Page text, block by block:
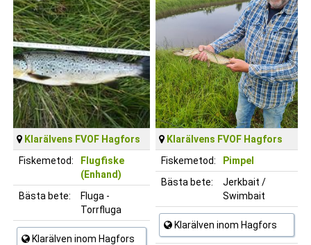
Klarälvens FVOF Hagfors
Fiskemetod:
Flugfiske
(Enhand)
Bästa bete:
Fluga -
Torrfluga
Klarälven inom Hagfors
Klarälvens FVOF Hagfors
Fiskemetod:
Pimpel
Bästa bete:
Jerkbait /
Swimbait
Klarälven inom Hagfors